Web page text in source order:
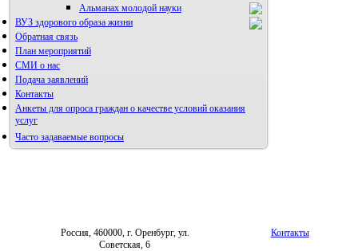
Альманах молодой науки
Редакция журнала
ВУЗ здорового образа жизни
Фотогалерея
Обратная связь
План мероприятий
СМИ о нас
Подача заявлений
Контакты
Анкеты для опроса граждан о качестве условий оказания
услуг
Часто задаваемые вопросы
Россия, 460000, г. Оренбург, ул.
Советская, 6
Контакты